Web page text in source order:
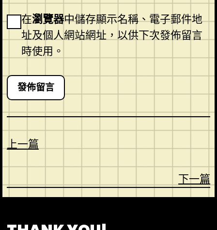
在瀏覽器中儲存顯示名稱、電子郵件地
址及個人網站網址，以供下次發佈留言
時使用。
上一篇
下一篇